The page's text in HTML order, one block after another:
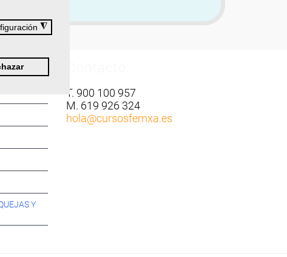
◮
Y
T. 900 100 957
M. 619 926 324
hola@cursosfemxa.es